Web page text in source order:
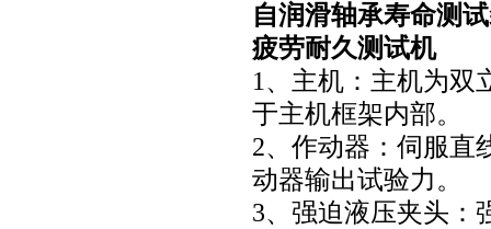
自润滑轴承寿命测
疲劳耐久测试机
1、主机：主机为双
于主机框架内部。
2、作动器：伺服直
动器输出试验力。
3、强迫液压夹头：